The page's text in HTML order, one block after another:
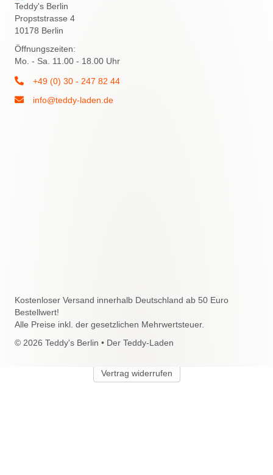
Teddy's Berlin
Propststrasse 4
10178 Berlin
Öffnungszeiten:
Mo. - Sa. 11.00 - 18.00 Uhr
+49 (0) 30 - 247 82 44
info@teddy-laden.de
© 2026 Teddy's Berlin • Der Teddy-Laden
Kostenloser Versand innerhalb Deutschland ab 50 Euro
Bestellwert!
Alle Preise inkl. der gesetzlichen Mehrwertsteuer.
Vertrag widerrufen